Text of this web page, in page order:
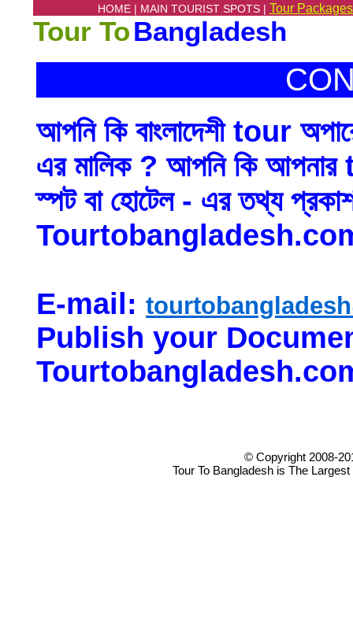
HOME | MAIN TOURIST SPOTS | Tour
Tour ToBangladesh
আপনি কি বাংলাদেশী tour
এর মালিক ? আপনি কি আপনার
স্পট বা হোটেল - এর তথ্য
Tourtobangladesh.com -
E-mail:
Publish your
© Copyright 2008-
Tour To Bangladesh is The